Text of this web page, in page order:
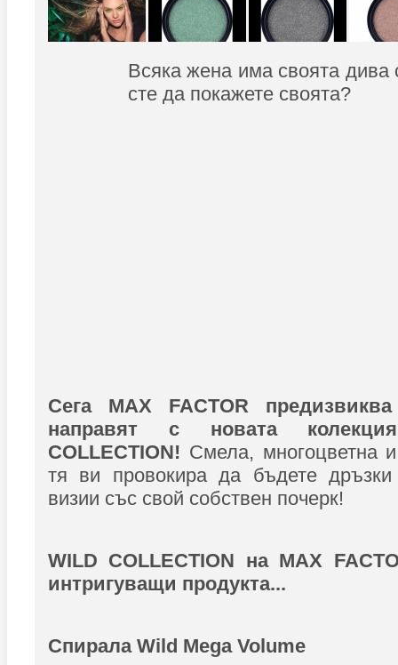
Всяка жена има своята дива
сте да покажете своята?
Сега MAX FACTOR
направят с новата
COLLECTION! Смела, многоцветна
тя ви провокира да бъдете
визии със свой собствен почерк!
WILD COLLECTION на MAX
интригуващи продукта...
Спирала Wild Mega Volume